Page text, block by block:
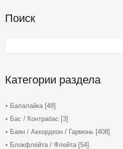
Поиск
Категории раздела
Балалайка [48]
Бас / Контрабас [3]
Баян / Аккордеон / Гармонь [408]
Блокфлейта / Флейта [54]